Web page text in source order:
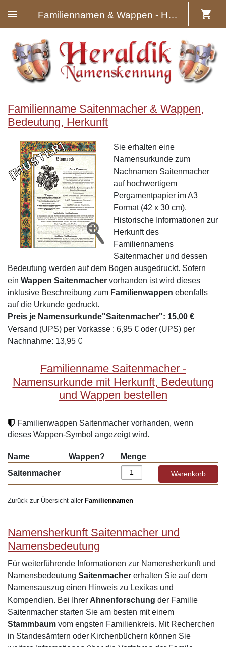
Familiennamen & Wappen - Heraldik
Familienname Saitenmacher & Wappen,
Bedeutung, Herkunft
Sie erhalten eine
Namensurkunde zum
Nachnamen Saitenmacher
auf hochwertigem
Pergamentpapier im A3
Format (42 x 30 cm).
Historische Informationen zur
Herkunft des
Familiennamens
Saitenmacher und dessen
Bedeutung werden auf dem Bogen ausgedruckt. Sofern
ein Wappen Saitenmacher vorhanden ist wird dieses
inklusive Beschreibung zum Familienwappen ebenfalls
auf die Urkunde gedruckt.
Preis je Namensurkunde"Saitenmacher": 15,00 €
Versand (UPS) per Vorkasse : 6,95 € oder (UPS) per
Nachnahme: 13,95 €
Familienname Saitenmacher -
Namensurkunde mit Herkunft, Bedeutung
und Wappen bestellen
Familienwappen Saitenmacher vorhanden, wenn
dieses Wappen-Symbol angezeigt wird.
Name Wappen?
Menge
Saitenmacher
Zurück zur Übersicht aller Familiennamen
Namensherkunft Saitenmacher und
Namensbedeutung
Für weiterführende Informationen zur Namensherkunft und
Namensbedeutung Saitenmacher erhalten Sie auf dem
Namensauszug einen Hinweis zu Lexikas und
Kompendien. Bei Ihrer Ahnenforschung der Familie
Saitenmacher starten Sie am besten mit einem
Stammbaum vom engsten Familienkreis. Mit Recherchen
in Standesämtern oder Kirchenbüchern können Sie